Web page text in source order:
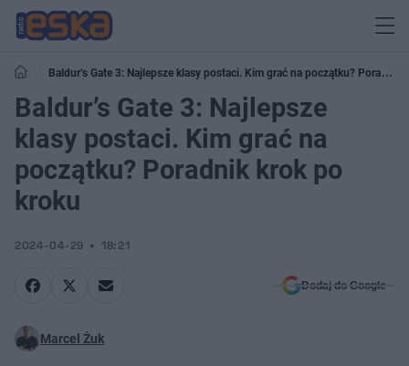
Baldur’s Gate 3: Najlepsze klasy postaci. Kim grać na początku? Poradnik
krok po kroku
Baldur’s Gate 3: Najlepsze
klasy postaci. Kim grać na
początku? Poradnik krok po
kroku
2024-04-29 18:21
Dodaj do Google
Marcel Żuk